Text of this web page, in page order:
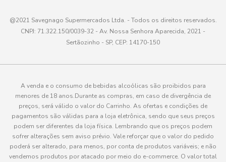
@2021 Savegnago Supermercados Ltda. - Todos os direitos reservados.
CNPJ: 71.322.150/0039-32 - Av. Nossa Senhora Aparecida, 2021 -
Sertãozinho - SP, CEP: 14170-150
A venda e o consumo de bebidas alcoólicas são proibidos para
menores de 18 anos.Durante as compras, em caso de divergência de
preços, será válido o valor do Carrinho. As ofertas e condições de
pagamentos são válidas para a loja eletrônica, sendo que seus preços
podem ser diferentes da loja física. Lembrando que os preços podem
sofrer alterações sem aviso prévio. Vale reforçar que o valor do pedido
poderá ser alterado, para menos, por conta de produtos variáveis; e não
vendemos produtos por atacado por meio do e-commerce. O valor total